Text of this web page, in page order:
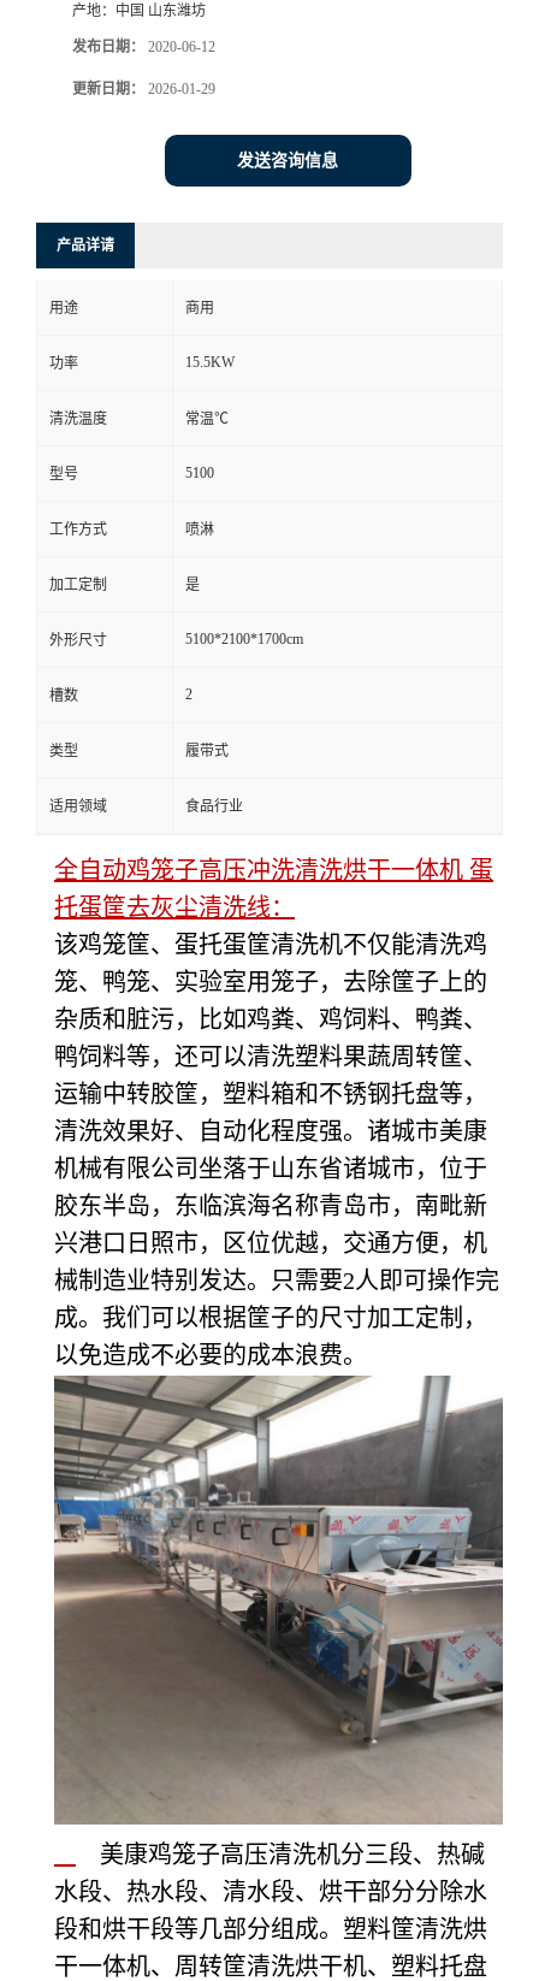
产地： 中国 山东潍坊
发布日期： 2020-06-12
更新日期： 2026-01-29
发送咨询信息
产品详请
用途 商用
功率 15.5KW
清洗温度 常温℃
型号 5100
工作方式 喷淋
加工定制 是
外形尺寸 5100*2100*1700cm
槽数 2
类型 履带式
适用领域 食品行业
全自动鸡笼子高压冲洗清洗烘干一体机 蛋
托蛋筐去灰尘清洗线：
该鸡笼筐、蛋托蛋筐清洗机不仅能清洗鸡
笼、鸭笼、实验室用笼子，去除筐子上的
杂质和脏污，比如鸡粪、鸡饲料、鸭粪、
鸭饲料等，还可以清洗塑料果蔬周转筐、
运输中转胶筐，塑料箱和不锈钢托盘等，
清洗效果好、自动化程度强。诸城市美康
机械有限公司坐落于山东省诸城市，位于
胶东半岛，东临滨海名称青岛市，南毗新
兴港口日照市，区位优越，交通方便，机
械制造业特别发达。只需要2人即可操作完
成。我们可以根据筐子的尺寸加工定制，
以免造成不必要的成本浪费。
美康鸡笼子高压清洗机分三段、热碱
水段、热水段、清水段、烘干部分分除水
段和烘干段等几部分组成。塑料筐清洗烘
干一体机、周转筐清洗烘干机、塑料托盘